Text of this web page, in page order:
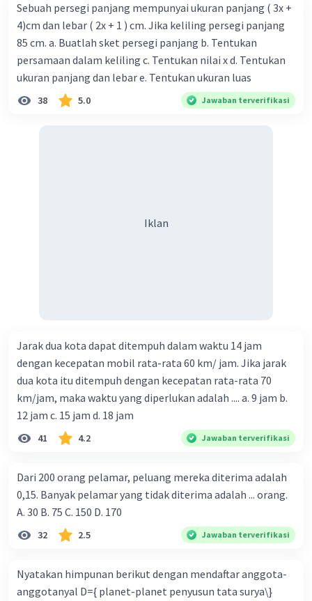
Sebuah persegi panjang mempunyai ukuran panjang ( 3x +
4)cm dan lebar ( 2x + 1 ) cm. Jika keliling persegi panjang
85 cm. a. Buatlah sket persegi panjang b. Tentukan
persamaan dalam keliling c. Tentukan nilai x d. Tentukan
ukuran panjang dan lebar e. Tentukan ukuran luas
38 5.0 Jawaban terverifikasi
Iklan
Jarak dua kota dapat ditempuh dalam waktu 14 jam
dengan kecepatan mobil rata-rata 60 km/ jam. Jika jarak
dua kota itu ditempuh dengan kecepatan rata-rata 70
km/jam, maka waktu yang diperlukan adalah .... a. 9 jam b.
12 jam c. 15 jam d. 18 jam
41 4.2 Jawaban terverifikasi
Dari 200 orang pelamar, peluang mereka diterima adalah
0,15. Banyak pelamar yang tidak diterima adalah ... orang.
A. 30 B. 75 C. 150 D. 170
32 2.5 Jawaban terverifikasi
Nyatakan himpunan berikut dengan mendaftar anggota-
anggotanyal D={ planet-planet penyusun tata surya\}